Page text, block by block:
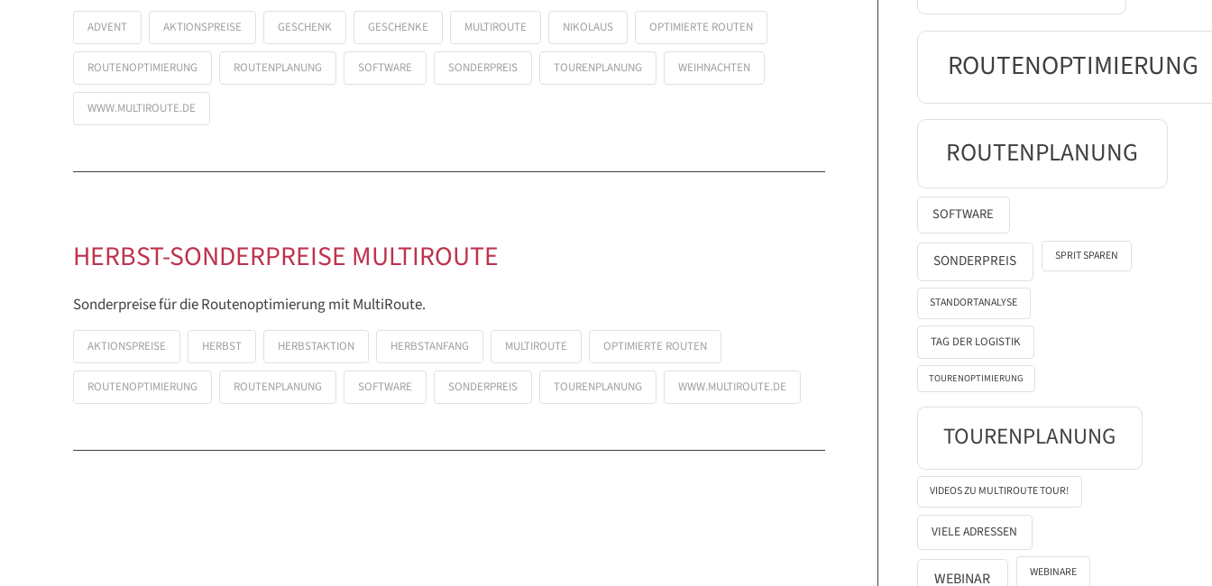
ADVENT AKTIONSPREISE GESCHENK GESCHENKE MULTIROUTE NIKOLAUS OPTIMIERTE ROUTEN
ROUTENOPTIMIERUNG ROUTENPLANUNG SOFTWARE SONDERPREIS TOURENPLANUNG WEIHNACHTEN
WWW.MULTIROUTE.DE
HERBST-SONDERPREISE MULTIROUTE
Sonderpreise für die Routenoptimierung mit MultiRoute.
AKTIONSPREISE HERBST HERBSTAKTION HERBSTANFANG MULTIROUTE OPTIMIERTE ROUTEN
ROUTENOPTIMIERUNG ROUTENPLANUNG SOFTWARE SONDERPREIS TOURENPLANUNG WWW.MULTIROUTE.DE
ROUTENOPTIMIERUNG
ROUTENPLANUNG
SOFTWARE
SONDERPREIS SPRIT SPAREN
STANDORTANALYSE
TAG DER LOGISTIK
TOURENOPTIMIERUNG
TOURENPLANUNG
VIDEOS ZU MULTIROUTE TOUR!
VIELE ADRESSEN
WEBINAR WEBINARE